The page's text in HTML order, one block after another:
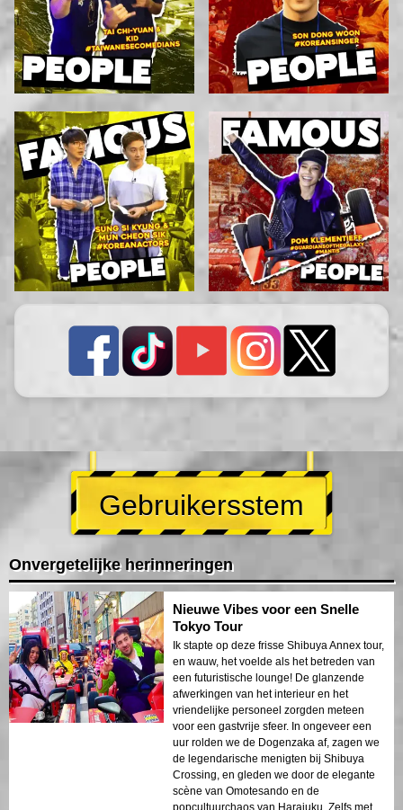
Gebruikersstem
Onvergetelijke herinneringen
Nieuwe Vibes voor een Snelle
Tokyo Tour
Ik stapte op deze frisse Shibuya Annex tour,
en wauw, het voelde als het betreden van
een futuristische lounge! De glanzende
afwerkingen van het interieur en het
vriendelijke personeel zorgden meteen
voor een gastvrije sfeer. In ongeveer een
uur rolden we de Dogenzaka af, zagen we
de legendarische menigten bij Shibuya
Crossing, en gleden we door de elegante
scène van Omotesando en de